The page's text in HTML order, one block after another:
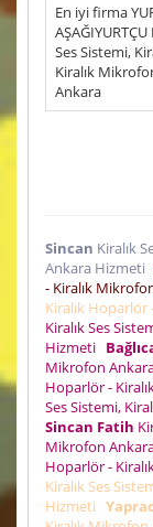
En iyi firma
Ses Sistemi,
Kiralık
Ankara
Sincan Kiralık
Ankara Hizmeti
- Kiralık
Kiralık
Kiralık Ses
Hizmeti
Mikrofon
Hoparlör -
Ses Sistemi,
Sincan Fatih
Mikrofon
Hoparlör -
Kiralık Ses
Hizmeti